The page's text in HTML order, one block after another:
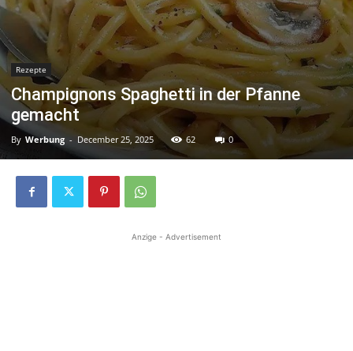
Rezepte
Champignons Spaghetti in der Pfanne
gemacht
By Werbung - December 25, 2025 62 0
Anzige - Advertisement